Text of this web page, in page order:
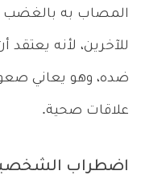
المصاب به بالغضب
للآخرين، لأنه
ضده، وهو يعاني
علاقات صحية.
اضطراب